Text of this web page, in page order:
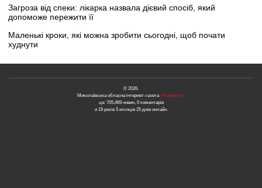
Загроза від спеки: лікарка назвала дієвий спосіб, який
допоможе пережити її
Маленькі кроки, які можна зробити сьогодні, щоб почати
худнути
© 2026.
Миколаївська обласна інтернет-газета«Новини N»
це: 705,469 новин, 0 коментарів
и 19 років 5 місяців 25 днів онлайн.